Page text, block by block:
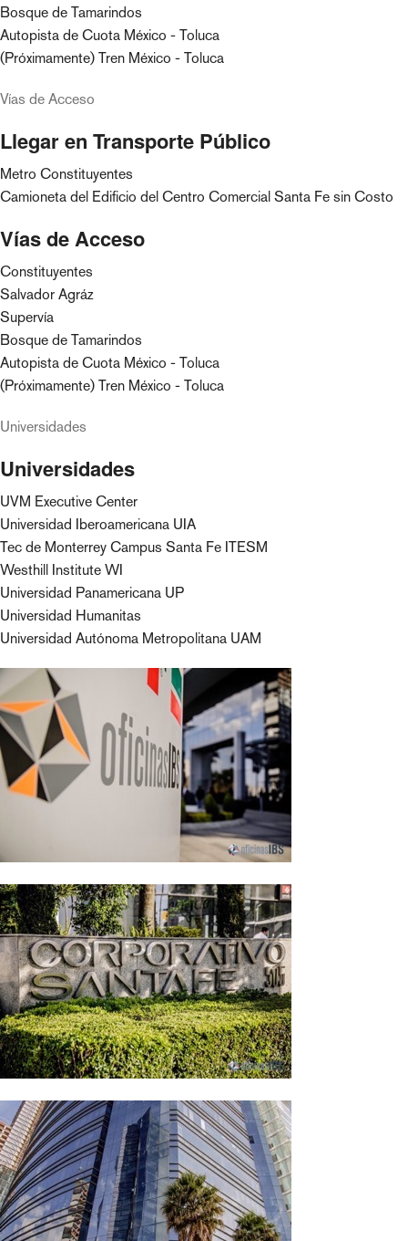
Bosque de Tamarindos
Autopista de Cuota México - Toluca
(Próximamente) Tren México - Toluca
Vías de Acceso
Llegar en Transporte Público
Metro Constituyentes
Camioneta del Edificio del Centro Comercial Santa Fe sin Costo
Vías de Acceso
Constituyentes
Salvador Agráz
Supervía
Bosque de Tamarindos
Autopista de Cuota México - Toluca
(Próximamente) Tren México - Toluca
Universidades
Universidades
UVM Executive Center
Universidad Iberoamericana UIA
Tec de Monterrey Campus Santa Fe ITESM
Westhill Institute WI
Universidad Panamericana UP
Universidad Humanitas
Universidad Autónoma Metropolitana UAM